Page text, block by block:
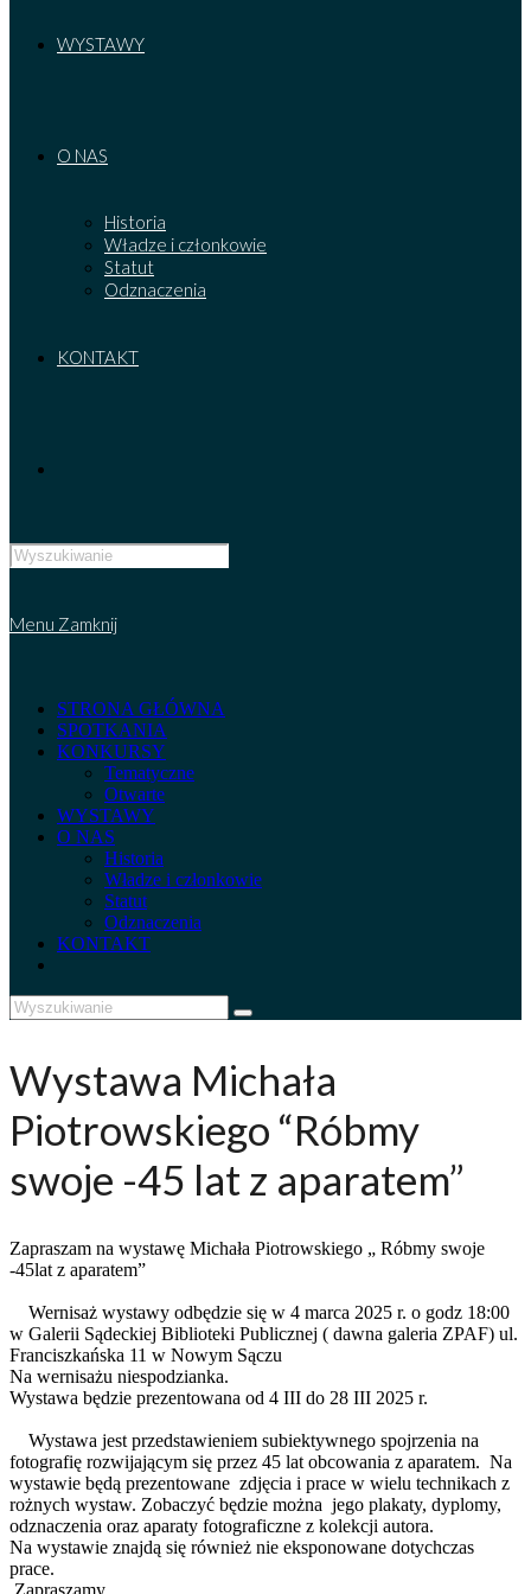
WYSTAWY
O NAS
Historia
Władze i członkowie
Statut
Odznaczenia
KONTAKT
Search
this
Menu Zamknij
STRONA GŁÓWNA
SPOTKANIA
KONKURSY
Tematyczne
Otwarte
WYSTAWY
O NAS
Historia
Władze i członkowie
Statut
Odznaczenia
KONTAKT
Wystawa Michała
Piotrowskiego “Róbmy
swoje -45 lat z aparatem”
Zapraszam na wystawę Michała Piotrowskiego „ Róbmy swoje
-45lat z aparatem”
Wernisaż wystawy odbędzie się w 4 marca 2025 r. o godz 18:00
w Galerii Sądeckiej Biblioteki Publicznej ( dawna galeria ZPAF) ul.
Franciszkańska 11 w Nowym Sączu
Na wernisażu niespodzianka.
Wystawa będzie prezentowana od 4 III do 28 III 2025 r.
Wystawa jest przedstawieniem subiektywnego spojrzenia na
fotografię rozwijającym się przez 45 lat obcowania z aparatem. Na
wystawie będą prezentowane zdjęcia i prace w wielu technikach z
rożnych wystaw. Zobaczyć będzie można jego plakaty, dyplomy,
odznaczenia oraz aparaty fotograficzne z kolekcji autora.
Na wystawie znajdą się również nie eksponowane dotychczas
prace.
Zapraszamy